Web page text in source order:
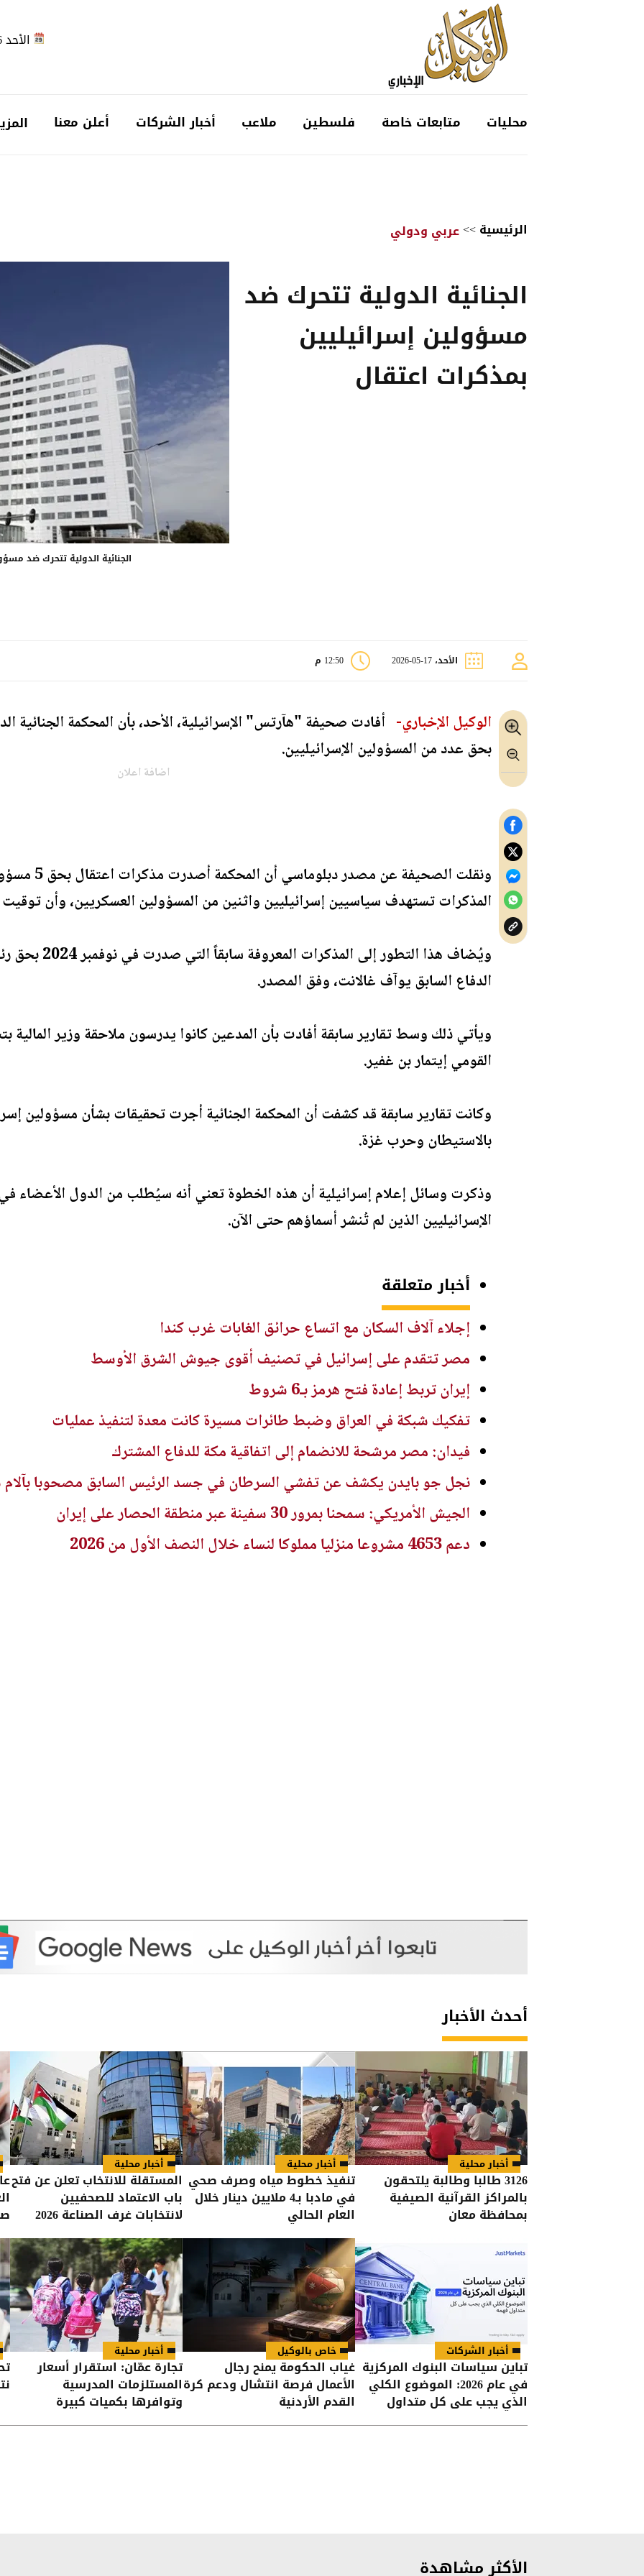
الأحد 2026-08-09
محليات متابعات خاصة فلسطين ملاعب أخبار الشركات أعلن معنا
الرئيسية>>عربي ودولي
الجنائية الدولية تتحرك ضد
مسؤولين إسرائيليين
بمذكرات اعتقال
الجنائية الدولية تتحرك ضد
الأحد، 17-05-2026 12:50 م
الوكيل الإخباري- أفادت صحيفة "هآرتس" الإسرائيلية، الأحد، بأن المحكمة
بحق عدد من المسؤولين الإسرائيليين.
اضافة اعلان
ونقلت
المذكرات تستهدف سياسيين إسرائيليين واثنين من المسؤولين العسكريين، وأن
ويُضاف هذا
الدفاع السابق يوآف غالانت، وفق المصدر.
ويأتي ذلك وسط تقارير سابقة أفادت بأن المدعين كانوا يدرسون ملاحقة وزير المالية
القومي إيتمار بن غفير.
وكانت تقارير سابقة قد كشفت أن المحكمة الجنائية أجرت تحقيقات بشأن مسؤولين
بالاستيطان وحرب غزة.
وذكرت وسائل إعلام إسرائيلية أن هذه الخطوة تعني أنه سيُطلب من الدول الأعضاء
الإسرائيليين الذين لم تُنشر أسماؤهم حتى الآن.
أخبار متعلقة
إجلاء آلاف السكان مع اتساع حرائق الغابات غرب كندا
مصر تتقدم على إسرائيل في تصنيف أقوى جيوش الشرق الأوسط
إيران تربط إعادة فتح هرمز بـ6 شروط
تفكيك شبكة في العراق وضبط طائرات مسيرة كانت معدة لتنفيذ عمليات
فيدان: مصر مرشحة للانضمام إلى اتفاقية مكة للدفاع المشترك
نجل جو بايدن يكشف عن تفشي السرطان في جسد الرئيس السابق مصحوبا
الجيش الأمريكي: سمحنا بمرور 30 سفينة عبر منطقة الحصار على إيران
دعم 4653 مشروعا منزليا مملوكا لنساء خلال النصف الأول من 2026
أحدث الأخبار
أخبار محلية
3126 طالبا وطالبة يلتحقون
بالمراكز القرآنية الصيفية
بمحافظة معان
أخبار محلية
تنفيذ خطوط مياه وصرف صحي
في مادبا بـ4 ملايين دينار خلال
العام الحالي
أخبار محلية
المستقلة للانتخاب تعلن عن فتح
باب الاعتماد للصحفيين
لانتخابات غرف الصناعة 2026
أخبار الشركات
تباين سياسات البنوك المركزية
في عام 2026: الموضوع الكلي
الذي يجب على كل متداول
فهمه
خاص بالوكيل
غياب الحكومة يمنح رجال
الأعمال فرصة انتشال ودعم كرة
القدم الأردنية
أخبار محلية
تجارة عمّان: استقرار أسعار
المستلزمات المدرسية
وتوافرها بكميات كبيرة
الأكثر مشاهدة